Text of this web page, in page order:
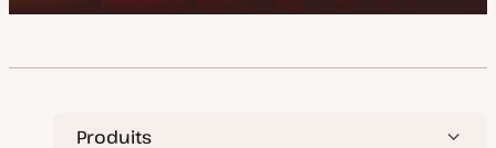
Produits